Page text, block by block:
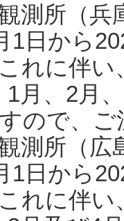
測所（
1日から
れに伴い
1月、2月
ので、
測所（
1日から
れに伴い